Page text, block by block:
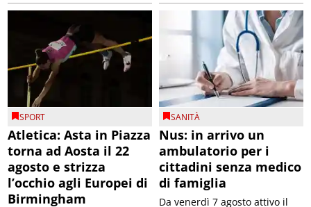
SPORT
Atletica: Asta in Piazza
torna ad Aosta il 22
agosto e strizza
l’occhio agli Europei di
Birmingham
SANITÀ
Nus: in arrivo un
ambulatorio per i
cittadini senza medico
di famiglia
Da venerdì 7 agosto attivo il